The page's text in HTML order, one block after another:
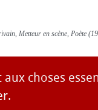
Metteur en scène, Poète
choses